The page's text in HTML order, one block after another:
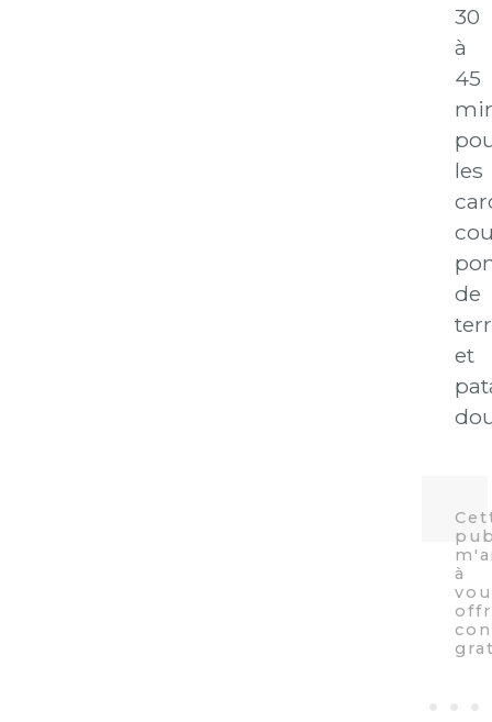
30
à
45
les
de
et